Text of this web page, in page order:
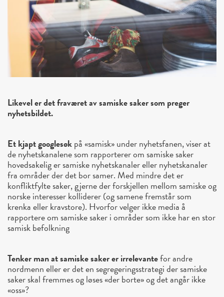
Likevel er det fraværet av samiske saker som preger
nyhetsbildet.
Et kjapt googlesøkpå «samisk» under nyhetsfanen, viser at
de nyhetskanalene som rapporterer om samiske saker
hovedsakelig er samiske nyhetskanaler eller nyhetskanaler
fra områder der det bor samer. Med mindre det er
konfliktfylte saker, gjerne der forskjellen mellom samiske og
norske interesser kolliderer (og samene fremstår som
krenka eller kravstore). Hvorfor velger ikke media å
rapportere om samiske saker i områder som ikke har en stor
samisk befolkning
Tenker man at samiske saker er irrelevantefor andre
nordmenn eller er det en segregeringsstrategi der samiske
saker skal fremmes og løses «der borte» og det angår ikke
«oss»?